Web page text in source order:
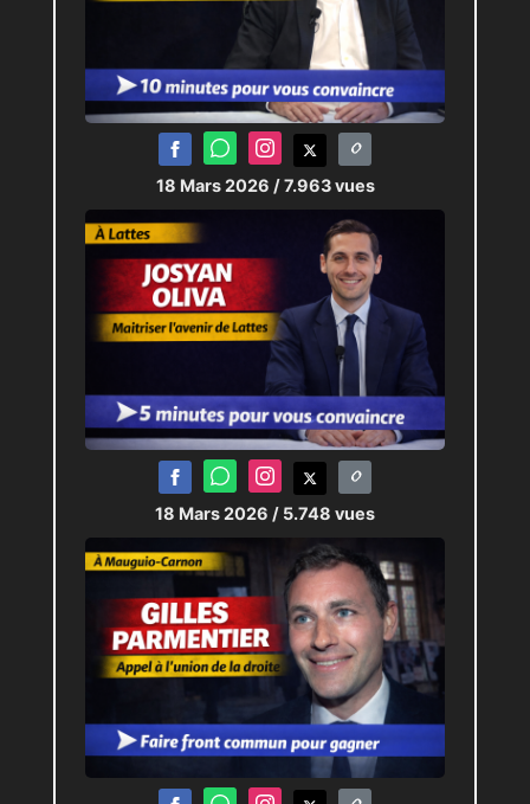
18 Mars 2026 / 7.963 vues
18 Mars 2026 / 5.748 vues